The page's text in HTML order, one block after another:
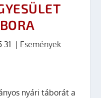
| Események
nyári táborát a